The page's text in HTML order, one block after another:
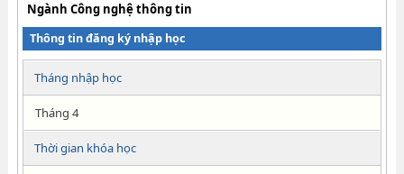
Ngành Công nghệ thông tin
Thông tin đăng ký nhập học
Tháng nhập học
Tháng 4
Thời gian khóa học